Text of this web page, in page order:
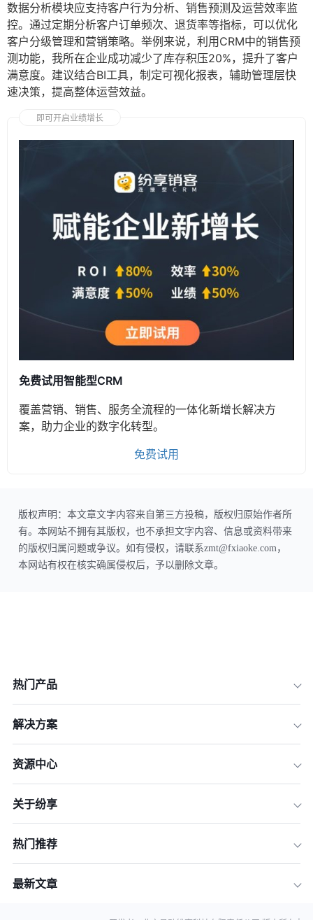
数据分析模块应支持客户行为分析、销售预测及运营效率监
控。通过定期分析客户订单频次、退货率等指标，可以优化
客户分级管理和营销策略。举例来说，利用CRM中的销售预
测功能，我所在企业成功减少了库存积压20%，提升了客户
满意度。建议结合BI工具，制定可视化报表，辅助管理层快
速决策，提高整体运营效益。
即可开启业绩增长
免费试用智能型CRM
覆盖营销、销售、服务全流程的一体化新增长解决方
案，助力企业的数字化转型。
免费试用
版权声明：本文章文字内容来自第三方投稿，版权归原始作者所
有。本网站不拥有其版权，也不承担文字内容、信息或资料带来
的版权归属问题或争议。如有侵权，请联系zmt@fxiaoke.com，
本网站有权在核实确属侵权后，予以删除文章。
热门产品
解决方案
资源中心
关于纷享
热门推荐
最新文章